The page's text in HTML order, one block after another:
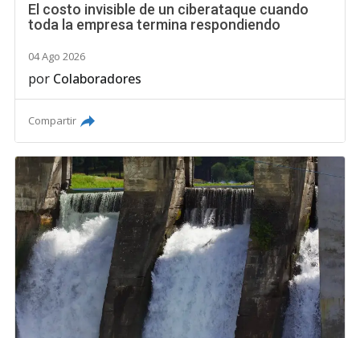
El costo invisible de un ciberataque cuando
toda la empresa termina respondiendo
04 Ago 2026
por Colaboradores
Compartir